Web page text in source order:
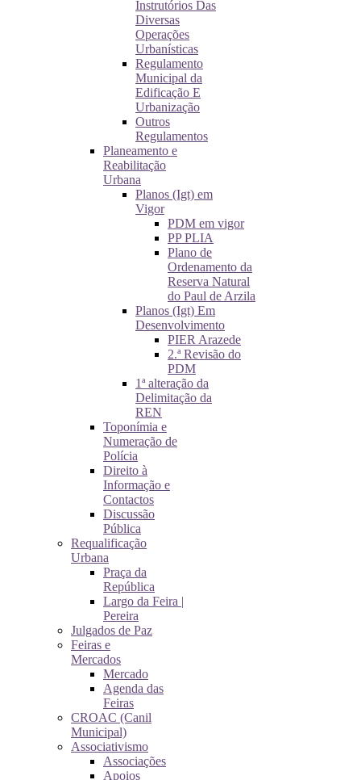
Instrutórios Das
Diversas
Operações
Urbanísticas
Regulamento
Municipal da
Edificação E
Urbanização
Outros
Regulamentos
Planeamento e
Reabilitação
Urbana
Planos (Igt) em
Vigor
PDM em vigor
PP PLIA
Plano de
Ordenamento da
Reserva Natural
do Paul de Arzila
Planos (Igt) Em
Desenvolvimento
PIER Arazede
2.ª Revisão do
PDM
1ª alteração da
Delimitação da
REN
Toponímia e
Numeração de
Polícia
Direito à
Informação e
Contactos
Discussão
Pública
Requalificação
Urbana
Praça da
República
Largo da Feira |
Pereira
Julgados de Paz
Feiras e
Mercados
Mercado
Agenda das
Feiras
CROAC (Canil
Municipal)
Associativismo
Associações
Apoios